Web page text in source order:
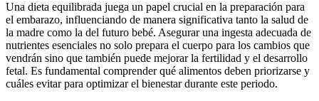
Una dieta equilibrada juega un papel crucial en la preparación para
el embarazo, influenciando de manera significativa tanto la salud de
la madre como la del futuro bebé. Asegurar una ingesta adecuada de
nutrientes esenciales no solo prepara el cuerpo para los cambios que
vendrán sino que también puede mejorar la fertilidad y el desarrollo
fetal. Es fundamental comprender qué alimentos deben priorizarse y
cuáles evitar para optimizar el bienestar durante este periodo.